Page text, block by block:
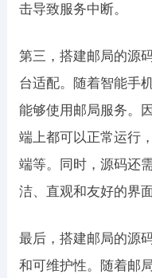
击导致服务中断。
第三，搭建邮局的源
台适配。随着智能手
能够使用邮局服务。
端上都可以正常运行
端等。同时，源码还
洁、直观和友好的界
最后，搭建邮局的源
和可维护性。随着邮